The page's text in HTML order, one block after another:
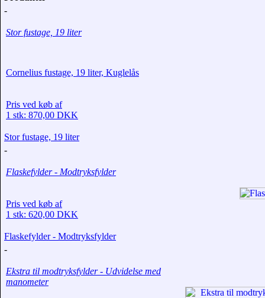
-
Stor fustage, 19 liter
Cornelius fustage, 19 liter, Kuglelås
Pris ved køb af
1 stk: 870,00 DKK
Stor fustage, 19 liter
-
Flaskefylder - Modtryksfylder
Pris ved køb af
1 stk: 620,00 DKK
Flaskefylder - Modtryksfylder
-
Ekstra til modtryksfylder - Udvidelse med
manometer